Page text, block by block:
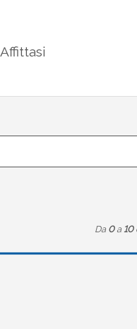
Affittasi
Da 0 a 10